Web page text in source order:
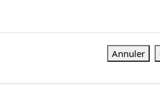
Annuler